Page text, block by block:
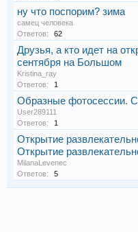
ну что поспорим? зима
самец человека
Ответов:
62
Друзья, а кто идет на
сентября на Большом
Kristina_ray
Ответов:
1
Образные фотосессии.
User289111
Ответов:
1
Открытие
Открытие
MilanaLevenec
Ответов:
5